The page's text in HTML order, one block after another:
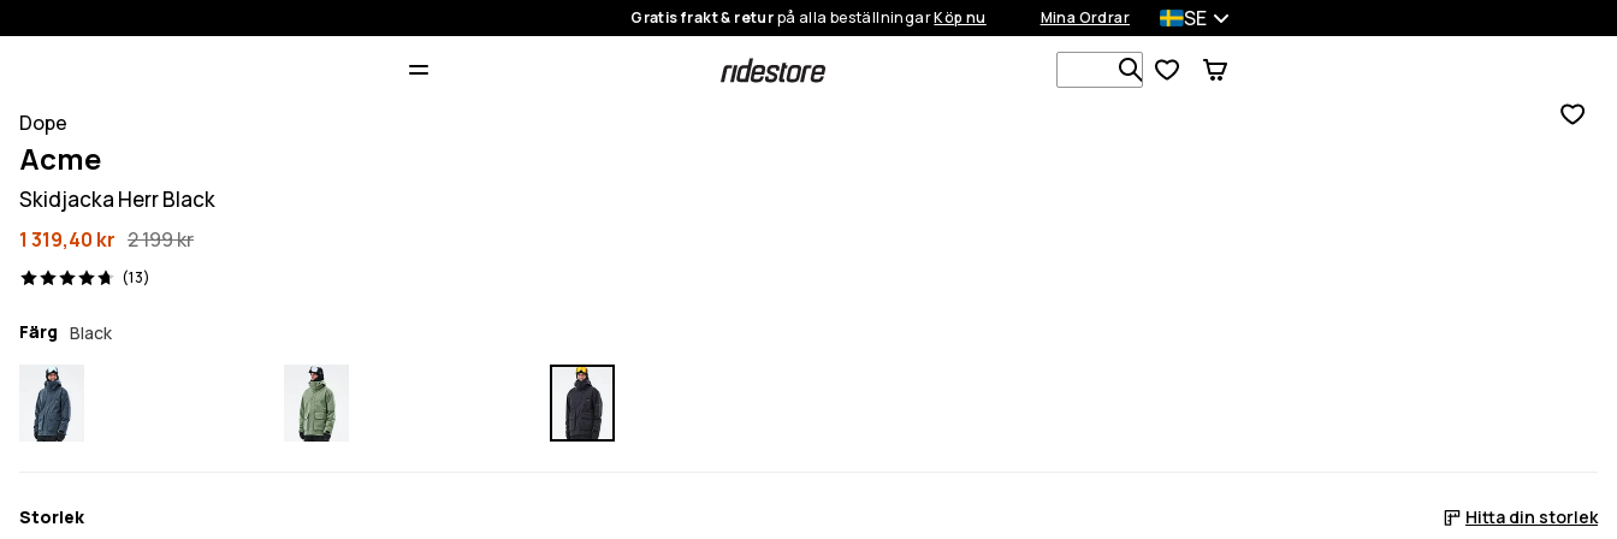
Gratis frakt & returpå alla beställningarKöp nu Mina Ordrar SE
Sök bland 1 000+ produkter
Dope
Acme
Skidjacka Herr Black
1 319,40 kr 2 199 kr
(13)
13 recensioner, 4.7/5
Färg Black
Storlek Hitta din storlek